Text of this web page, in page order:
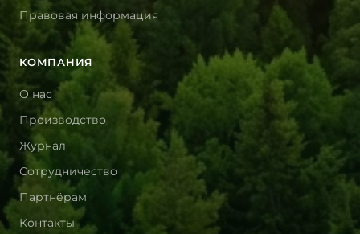
Правовая информация
КОМПАНИЯ
О нас
Производство
Журнал
Сотрудничество
Партнёрам
Контакты